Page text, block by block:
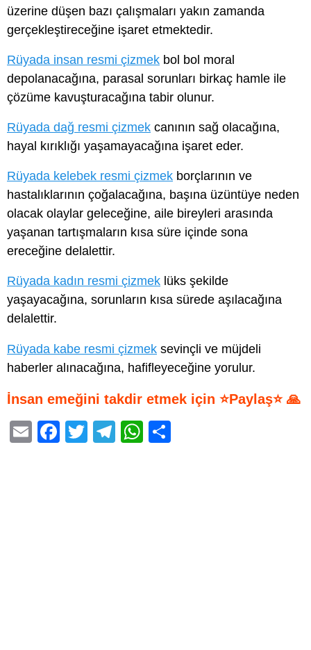
üzerine düşen bazı çalışmaları yakın zamanda
gerçekleştireceğine işaret etmektedir.
Rüyada insan resmi çizmek bol bol moral
depolanacağına, parasal sorunları birkaç hamle ile
çözüme kavuşturacağına tabir olunur.
Rüyada dağ resmi çizmek canının sağ olacağına,
hayal kırıklığı yaşamayacağına işaret eder.
Rüyada kelebek resmi çizmek borçlarının ve
hastalıklarının çoğalacağına, başına üzüntüye neden
olacak olaylar geleceğine, aile bireyleri arasında
yaşanan tartışmaların kısa süre içinde sona
ereceğine delalettir.
Rüyada kadın resmi çizmek lüks şekilde
yaşayacağına, sorunların kısa sürede aşılacağına
delalettir.
Rüyada kabe resmi çizmek sevinçli ve müjdeli
haberler alınacağına, hafifleyeceğine yorulur.
İnsan emeğini takdir etmek için ⭐Paylaş⭐ 🙏
E
F
T
T
W